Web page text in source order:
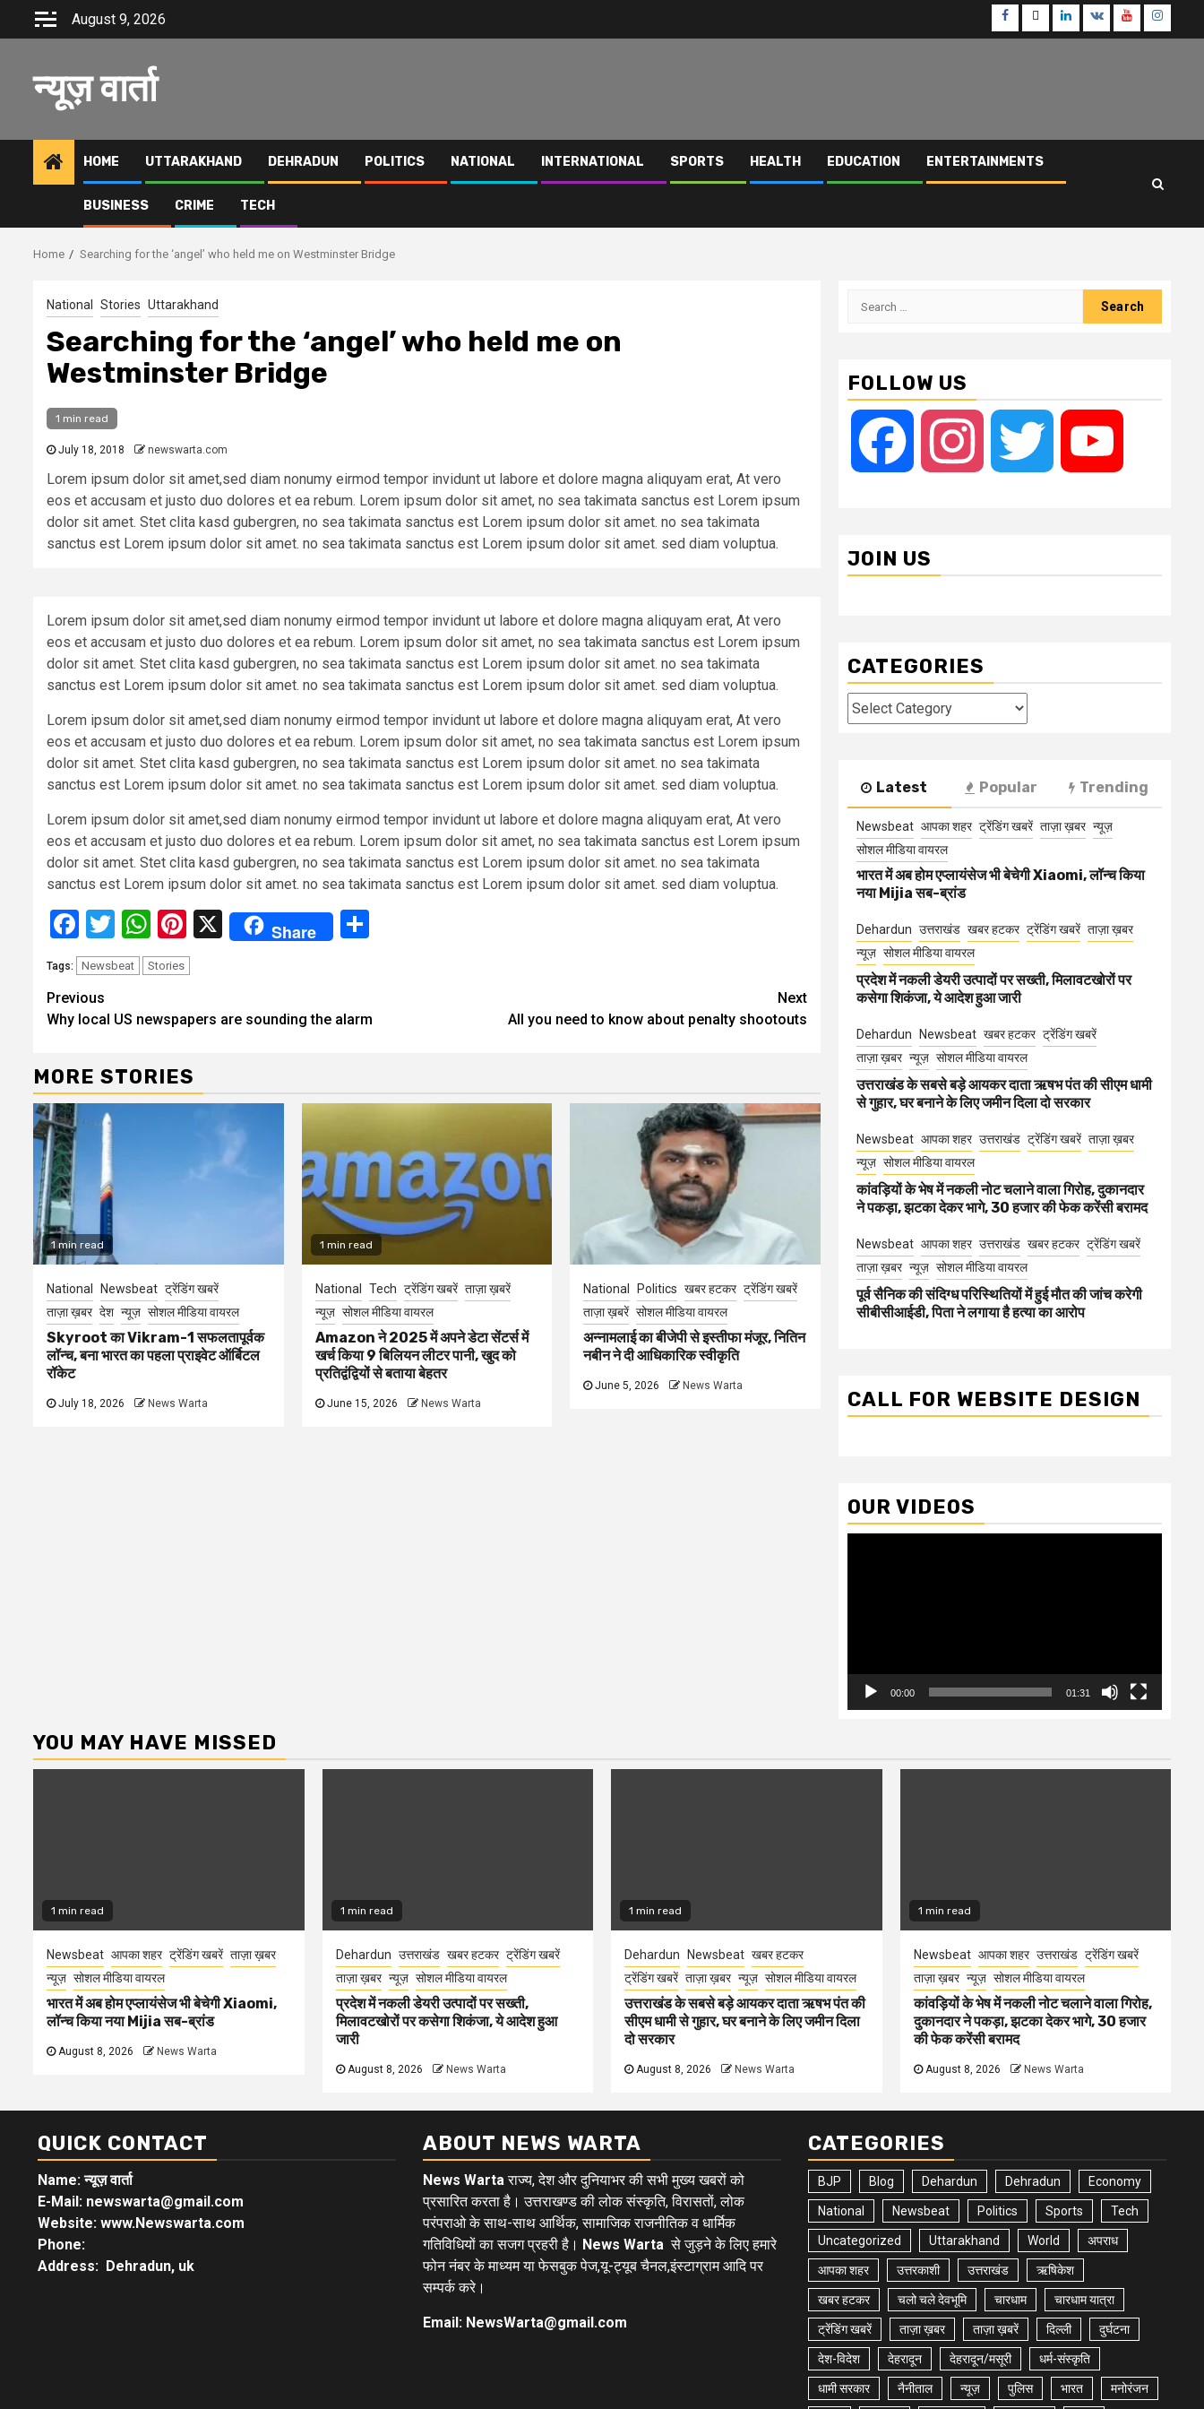
August 9, 2026 Facebook
TwitterLinkedin
VK Youtube
न्यूज़ वार्ता
HOME UTTARAKHAND DEHRADUN POLITICS NATIONAL INTERNATIONAL SPORTS HEALTH EDUCATION ENTERTAINMENTS
BUSINESS CRIME TECH
Home Searching for the ‘angel’ who held me on Westminster Bridge
National Stories Uttarakhand
Searching for the ‘angel’ who held me on
Westminster Bridge
1 min read
July 18, 2018 newswarta.com
Lorem ipsum dolor sit amet,sed diam nonumy eirmod tempor invidunt ut labore et dolore magna aliquyam erat, At vero
eos et accusam et justo duo dolores et ea rebum. Lorem ipsum dolor sit amet, no sea takimata sanctus est Lorem ipsum
dolor sit amet. Stet clita kasd gubergren, no sea takimata sanctus est Lorem ipsum dolor sit amet. no sea takimata
sanctus est Lorem ipsum dolor sit amet. no sea takimata sanctus est Lorem ipsum dolor sit amet. sed diam voluptua.
Lorem ipsum dolor sit amet,sed diam nonumy eirmod tempor invidunt ut labore et dolore magna aliquyam erat, At vero
eos et accusam et justo duo dolores et ea rebum. Lorem ipsum dolor sit amet, no sea takimata sanctus est Lorem ipsum
dolor sit amet. Stet clita kasd gubergren, no sea takimata sanctus est Lorem ipsum dolor sit amet. no sea takimata
sanctus est Lorem ipsum dolor sit amet. no sea takimata sanctus est Lorem ipsum dolor sit amet. sed diam voluptua.
Lorem ipsum dolor sit amet,sed diam nonumy eirmod tempor invidunt ut labore et dolore magna aliquyam erat, At vero
eos et accusam et justo duo dolores et ea rebum. Lorem ipsum dolor sit amet, no sea takimata sanctus est Lorem ipsum
dolor sit amet. Stet clita kasd gubergren, no sea takimata sanctus est Lorem ipsum dolor sit amet. no sea takimata
sanctus est Lorem ipsum dolor sit amet. no sea takimata sanctus est Lorem ipsum dolor sit amet. sed diam voluptua.
Lorem ipsum dolor sit amet,sed diam nonumy eirmod tempor invidunt ut labore et dolore magna aliquyam erat, At vero
eos et accusam et justo duo dolores et ea rebum. Lorem ipsum dolor sit amet, no sea takimata sanctus est Lorem ipsum
dolor sit amet. Stet clita kasd gubergren, no sea takimata sanctus est Lorem ipsum dolor sit amet. no sea takimata
sanctus est Lorem ipsum dolor sit amet. no sea takimata sanctus est Lorem ipsum dolor sit amet. sed diam voluptua.
Facebook
Twitter
WhatsApp
Pinterest
X Share
Tags: Newsbeat Stories
Continue
Reading
Previous
Why local US newspapers are sounding the alarm
Next
All you need to know about penalty shootouts
MORE STORIES
1 min read
National Newsbeat ट्रेंडिंग खबरें
ताज़ा ख़बर देश न्यूज़ सोशल मीडिया वायरल
Skyroot का Vikram-1 सफलतापूर्वक
लॉन्च, बना भारत का पहला प्राइवेट ऑर्बिटल
रॉकेट
July 18, 2026 News Warta
1 min read
National Tech ट्रेंडिंग खबरें ताज़ा ख़बरें
न्यूज़ सोशल मीडिया वायरल
Amazon ने 2025 में अपने डेटा सेंटर्स में
खर्च किया 9 बिलियन लीटर पानी, खुद को
प्रतिद्वंद्वियों से बताया बेहतर
June 15, 2026 News Warta
National Politics खबर हटकर ट्रेंडिंग खबरें
ताज़ा ख़बरें सोशल मीडिया वायरल
अन्नामलाई का बीजेपी से इस्तीफा मंजूर, नितिन
नबीन ने दी आधिकारिक स्वीकृति
June 5, 2026 News Warta
Search
FOLLOW US
Facebook Instagram Twitter
JOIN US
CATEGORIES
Categories
Latest Popular Trending
Newsbeat आपका शहर ट्रेंडिंग खबरें ताज़ा ख़बर न्यूज़
सोशल मीडिया वायरल
भारत में अब होम एप्लायंसेज भी बेचेगी Xiaomi, लॉन्च किया
नया Mijia सब-ब्रांड
Dehardun उत्तराखंड खबर हटकर ट्रेंडिंग खबरें ताज़ा ख़बर
न्यूज़ सोशल मीडिया वायरल
प्रदेश में नकली डेयरी उत्पादों पर सख्ती, मिलावटखोरों पर
कसेगा शिकंजा, ये आदेश हुआ जारी
Dehardun Newsbeat खबर हटकर ट्रेंडिंग खबरें
ताज़ा ख़बर न्यूज़ सोशल मीडिया वायरल
उत्तराखंड के सबसे बड़े आयकर दाता ऋषभ पंत की सीएम धामी
से गुहार, घर बनाने के लिए जमीन दिला दो सरकार
Newsbeat आपका शहर उत्तराखंड ट्रेंडिंग खबरें ताज़ा ख़बर
न्यूज़ सोशल मीडिया वायरल
कांवड़ियों के भेष में नकली नोट चलाने वाला गिरोह, दुकानदार
ने पकड़ा, झटका देकर भागे, 30 हजार की फेक करेंसी बरामद
Newsbeat आपका शहर उत्तराखंड खबर हटकर ट्रेंडिंग खबरें
ताज़ा ख़बर न्यूज़ सोशल मीडिया वायरल
पूर्व सैनिक की संदिग्ध परिस्थितियों में हुई मौत की जांच करेगी
सीबीसीआईडी, पिता ने लगाया है हत्या का आरोप
CALL FOR WEBSITE DESIGN
OUR VIDEOS
00:00 01:31
YOU MAY HAVE MISSED
1 min read
Newsbeat आपका शहर ट्रेंडिंग खबरें ताज़ा ख़बर
न्यूज़ सोशल मीडिया वायरल
भारत में अब होम एप्लायंसेज भी बेचेगी Xiaomi,
लॉन्च किया नया Mijia सब-ब्रांड
August 8, 2026 News Warta
1 min read
Dehardun उत्तराखंड खबर हटकर ट्रेंडिंग खबरें
ताज़ा ख़बर न्यूज़ सोशल मीडिया वायरल
प्रदेश में नकली डेयरी उत्पादों पर सख्ती,
मिलावटखोरों पर कसेगा शिकंजा, ये आदेश हुआ
जारी
August 8, 2026 News Warta
1 min read
Dehardun Newsbeat खबर हटकर
ट्रेंडिंग खबरें ताज़ा ख़बर न्यूज़ सोशल मीडिया वायरल
उत्तराखंड के सबसे बड़े आयकर दाता ऋषभ पंत की
सीएम धामी से गुहार, घर बनाने के लिए जमीन दिला
दो सरकार
August 8, 2026 News Warta
1 min read
Newsbeat आपका शहर उत्तराखंड ट्रेंडिंग खबरें
ताज़ा ख़बर न्यूज़ सोशल मीडिया वायरल
कांवड़ियों के भेष में नकली नोट चलाने वाला गिरोह,
दुकानदार ने पकड़ा, झटका देकर भागे, 30 हजार
की फेक करेंसी बरामद
August 8, 2026 News Warta
QUICK CONTACT
Name: न्यूज़ वार्ता
E-Mail: newswarta@gmail.com
Website: www.Newswarta.com
Phone:
Address: Dehradun, uk
ABOUT NEWS WARTA
News Wartaराज्य, देश और दुनियाभर की सभी मुख्य खबरों को
प्रसारित करता है। उत्तराखण्ड की लोक संस्कृति, विरासतों, लोक
परंपराओ के साथ-साथ आर्थिक, सामाजिक राजनीतिक व धार्मिक
गतिविधियों का सजग प्रहरी है। News Warta से जुड़ने के लिए हमारे
फोन नंबर के माध्यम या फेसबुक पेज,यू-ट्यूब चैनल,इंस्टाग्राम आदि पर
सम्पर्क करे।
Email: NewsWarta@gmail.com
CATEGORIES
BJP Blog Dehardun Dehradun Economy
National Newsbeat Politics Sports Tech
Uncategorized Uttarakhand World अपराध
आपका शहर उत्तरकाशी उत्तराखंड ऋषिकेश
खबर हटकर चलो चले देवभूमि चारधाम चारधाम यात्रा
ट्रेंडिंग खबरें ताज़ा ख़बर ताज़ा ख़बरें दिल्ली दुर्घटना
देश-विदेश देहरादून देहरादून/मसूरी धर्म-संस्कृति
धामी सरकार नैनीताल न्यूज़ पुलिस भारत मनोरंजन